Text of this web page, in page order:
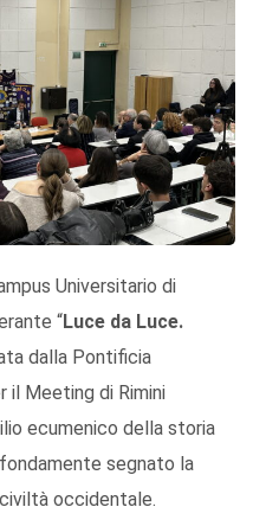
Universitario di
“Luce da Luce.
dalla Pontificia
il Meeting di Rimini
ecumenico della storia
segnato la
occidentale.